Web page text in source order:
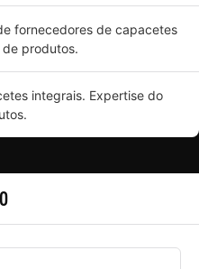
fornecedores de capacetes
produtos.
integrais. Expertise do